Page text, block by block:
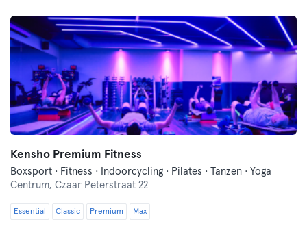
Kensho Premium Fitness
Boxsport · Fitness · Indoorcycling · Pilates · Tanzen · Yoga
Centrum, Czaar Peterstraat 22
Essential Classic Premium Max